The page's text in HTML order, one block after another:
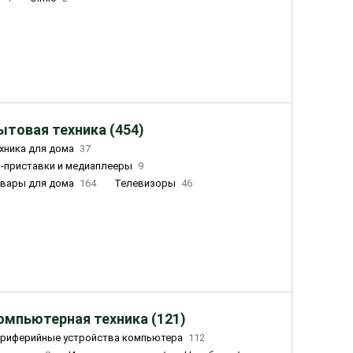
техника (454)
для дома 37
приставки и медиаплееры
9
для дома 164 Телевизоры 46
техника (121)
устройства компьютера 112